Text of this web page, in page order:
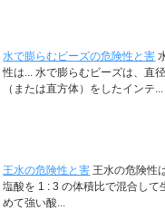
水で膨らむビーズの危険性と害
性は... 水で膨らむビーズは、直
（または直方体）をしたインテ...
王水の危険性と害 王水の危険性
塩酸を 1 : 3 の体積比で混合して
めて強い酸...